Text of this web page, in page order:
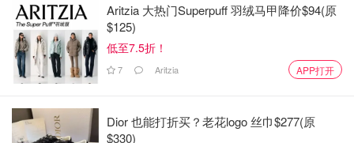
Aritzia 大热门Superpuff 羽绒马甲降价$94(原
$125)
低至7.5折！
7 Aritzia APP打开
Dior 也能打折买？老花logo 丝巾$277(原
$330)